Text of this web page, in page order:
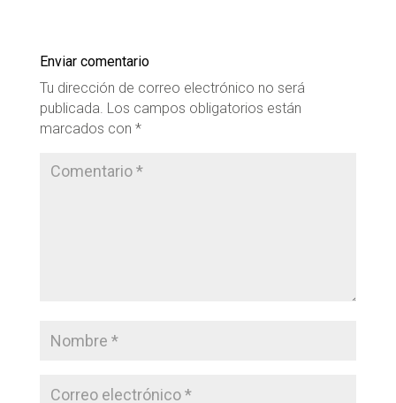
Enviar comentario
Tu dirección de correo electrónico no será
publicada. Los campos obligatorios están
marcados con *